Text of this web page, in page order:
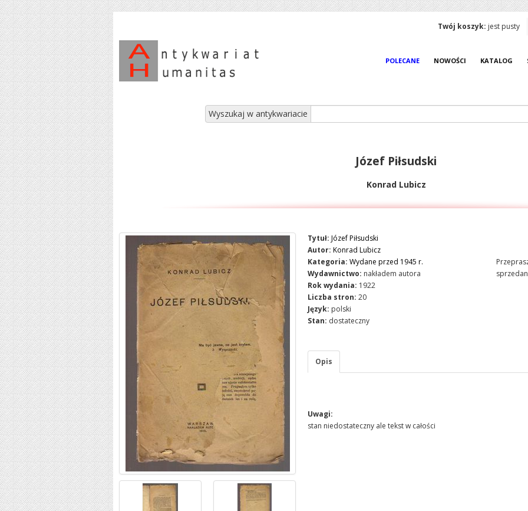
Twój koszyk: jest pusty
POLECANE NOWOŚCI KATALOG
Wyszukaj w antykwariacie
Józef Piłsudski
Konrad Lubicz
Tytuł: Józef Piłsudski
Autor: Konrad Lubicz
Kategoria: Wydane przed 1945 r.
Wydawnictwo: nakładem autora
Rok wydania: 1922
Liczba stron: 20
Język: polski
Stan: dostateczny
Opis
Uwagi:
stan niedostateczny ale tekst w całości